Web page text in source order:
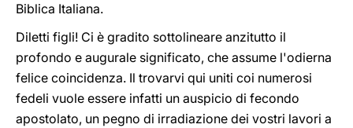
Biblica Italiana.
Diletti figli! Ci è gradito sottolineare anzitutto il
profondo e augurale significato, che assume l'odierna
felice coincidenza. Il trovarvi qui uniti coi numerosi
fedeli vuole essere infatti un auspicio di fecondo
apostolato, un pegno di irradiazione dei vostri lavori a